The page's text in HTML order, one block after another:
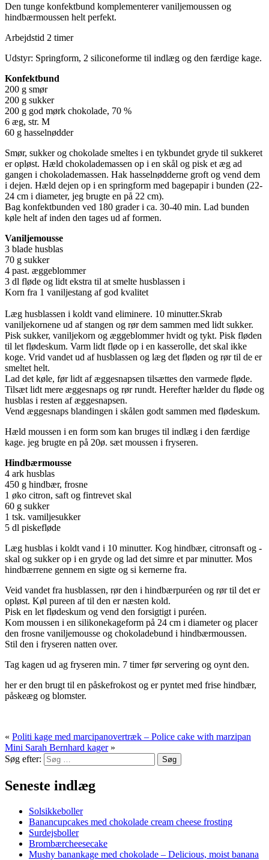
Den tunge konfektbund komplementerer vaniljemoussen og
hindbærmoussen helt perfekt.
Arbejdstid 2 timer
Udstyr: Springform, 2 siliconeforme til indlæg og den færdige kage.
Konfektbund
200 g smør
200 g sukker
200 g god mørk chokolade, 70 %
6 æg, str. M
60 g hasselnødder
Smør, sukker og chokolade smeltes i en tykbundet gryde til sukkeret
er opløst. Hæld chokolademassen op i en skål og pisk et æg ad
gangen i chokolademassen. Hak hasselnødderne groft og vend dem
i dejen. Hæld dejen op i en springform med bagepapir i bunden (22-
24 cm i diameter, jeg brugte en på 22 cm).
Bag konfektbunden ved 180 grader i ca. 30-40 min. Lad bunden
køle helt af inden den tages ud af formen.
Vaniljemousse
3 blade husblas
70 g sukker
4 past. æggeblommer
3 dl fløde og lidt ekstra til at smelte husblassen i
Korn fra 1 vaniljestang af god kvalitet
Læg husblassen i koldt vand eliminere. 10 minutter.Skrab
vaniljekornene ud af stangen og rør dem sammen med lidt sukker.
Pisk sukker, vaniljekorn og æggeblommer hvidt og tykt. Pisk fløden
til let flødeskum. Varm lidt fløde op i en kasserolle, det skal ikke
koge. Vrid vandet ud af husblassen og læg det fløden og rør til de er
smeltet helt.
Lad det køle, før lidt af æggesnapsen tilsættes den varmede fløde.
Tilsæt lidt mere æggesnaps og rør rundt. Herefter hælder du fløde og
husblas i resten af æggesnapsen.
Vend æggesnaps blandingen i skålen godt sammen med flødeskum.
Hæld moussen i en form som kan bruges til indlæg i den færdige
kage. jeg brugte en på 20ø. sæt moussen i fryseren.
Hindbærmousse
4 ark husblas
450 g hindbær, frosne
1 øko citron, saft og fintrevet skal
60 g sukker
1 tsk. vamiljesukker
5 dl piskefløde
Læg husblas i koldt vand i 10 minutter. Kog hindbær, citronsaft og -
skal og sukker op i en gryde og lad det simre et par minutter. Mos
hindbærrene gennem en sigte og si kernerne fra.
Veid vandet fra husblassen, rør den i hindbærpuréen og rør til det er
opløst. Køl pureen af til den er næsten kold.
Pisk en let flødeskum og vend den forsigtigt i puréen.
Kom moussen i en silikonekageform på 24 cm i diameter og placer
den frosne vaniljemousse og chokoladebund i hindbærmoussen.
Stil den i fryseren natten over.
Tag kagen ud ag fryseren min. 7 timer før servering og oynt den.
her er den brugt til en påskefrokost og er pyntet med frise hindbær,
påskeæg og blomster.
« Politi kage med marcipanovertræk – Police cake with marzipan
Mini Sarah Bernhard kager»
Søg efter:
Seneste indlæg
Solsikkeboller
Banancupcakes med chokolade cream cheese frosting
Surdejsboller
Brombærcheesecake
Mushy banankage med chokolade – Delicious, moist banana